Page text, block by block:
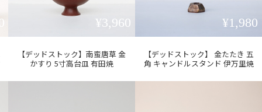
【デッドストック】南蛮唐草 金
かすり 5寸高台皿 有田焼
¥3,960
【デッドストック】 金たたき 五
角 キャンドルスタンド 伊万里焼
¥1,980